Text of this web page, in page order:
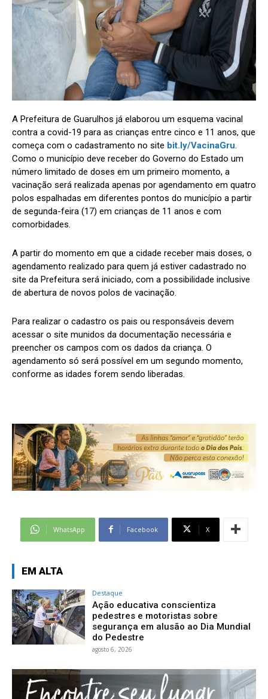
A Prefeitura de Guarulhos já elaborou um esquema vacinal
contra a covid-19 para as crianças entre cinco e 11 anos, que
começa com o cadastramento no site bit.ly/VacinaGru.
Como o município deve receber do Governo do Estado um
número limitado de doses em um primeiro momento, a
vacinação será realizada apenas por agendamento em quatro
polos espalhadas em diferentes pontos do município a partir
de segunda-feira (17) em crianças de 11 anos e com
comorbidades.
A partir do momento em que a cidade receber mais doses, o
agendamento realizado para quem já estiver cadastrado no
site da Prefeitura será iniciado, com a possibilidade inclusive
de abertura de novos polos de vacinação.
Para realizar o cadastro os pais ou responsáveis devem
acessar o site munidos da documentação necessária e
preencher os campos com os dados da criança. O
agendamento só será possível em um segundo momento,
conforme as idades forem sendo liberadas.
WhatsApp Facebook X
EM ALTA
Destaque
Ação educativa conscientiza
pedestres e motoristas sobre
segurança em alusão ao Dia Mundial
do Pedestre
agosto 6, 2026